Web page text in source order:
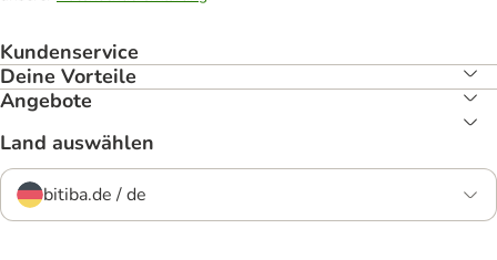
Kundenservice
Deine Vorteile
Angebote
Land auswählen
bitiba.de / de